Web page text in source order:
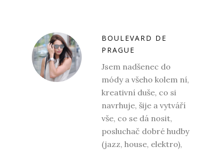
BOULEVARD DE
PRAGUE
Jsem nadšenec do
módy a všeho kolem ní,
kreativní duše, co si
navrhuje, šije a vytváří
vše, co se dá nosit,
posluchač dobré hudby
(jazz, house, elektro),